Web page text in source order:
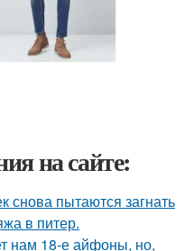
на сайте:
снова пытаются загнать
в питер.
нам 18-е айфоны, но,